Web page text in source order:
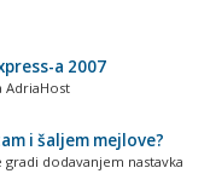
a 2007
AdriaHost
i šaljem mejlove?
dodavanjem nastavka